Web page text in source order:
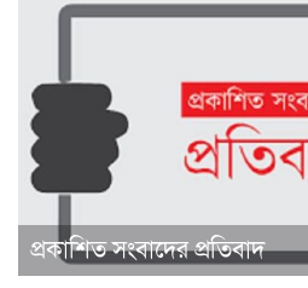
প্রকাশিত সংবাদের প্রতিবাদ